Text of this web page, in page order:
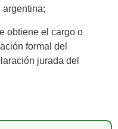
obtiene el cargo o
formal del
jurada del